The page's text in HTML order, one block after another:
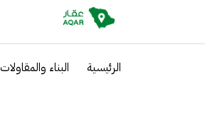
الرئيسية البناء والمقاولات